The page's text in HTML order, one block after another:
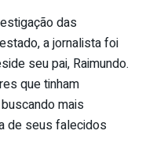
das
a jornalista foi
seu pai, Raimundo.
que tinham
mais
de seus falecidos